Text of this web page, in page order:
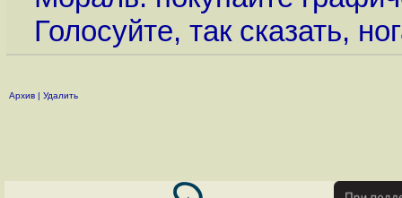
Голосуйте, так сказать,
Архив | Удалить